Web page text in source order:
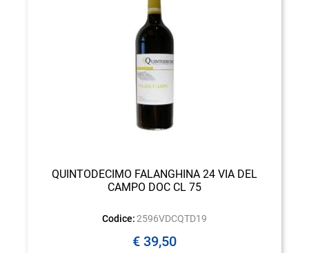
QUINTODECIMO FALANGHINA 24 VIA DEL
CAMPO DOC CL 75
Codice: 2596VDCQTD19
€ 39,50